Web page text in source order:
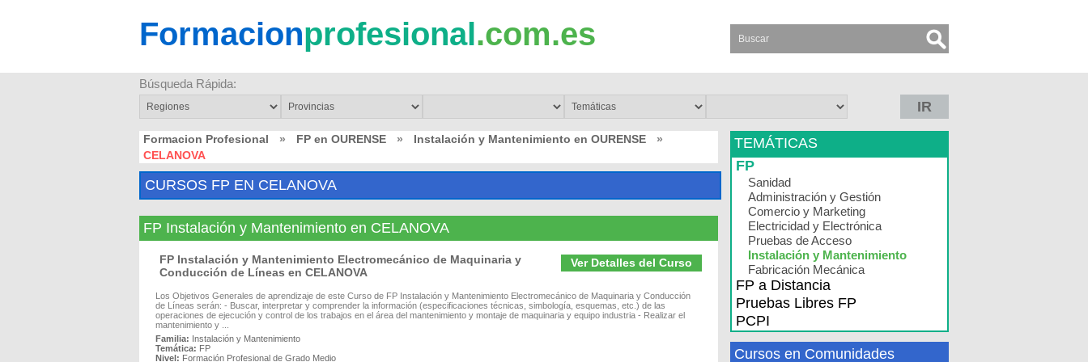
Formacionprofesional.com.es
Búsqueda Rápida:
IR
Formacion Profesional » FP en OURENSE » Instalación y Mantenimiento en OURENSE
»
CELANOVA
CURSOS FP EN CELANOVA
FP Instalación y Mantenimiento en CELANOVA
Ver Detalles del Curso
FP Instalación y Mantenimiento Electromecánico de Maquinaria y
Conducción de Líneas en CELANOVA
Los Objetivos Generales de aprendizaje de este Curso de FP Instalación y Mantenimiento Electromecánico de Maquinaria y Conducción
de Líneas serán: - Buscar, interpretar y comprender la información (especificaciones técnicas, simbología, esquemas, etc.) de las
operaciones de ejecución y control de los trabajos en el área del mantenimiento y montaje de maquinaria y equipo industria - Realizar el
mantenimiento y ...
Familia: Instalación y Mantenimiento
Temática: FP
Nivel: Formación Profesional de Grado Medio
TEMÁTICAS
FP
Sanidad
Administración y Gestión
Comercio y Marketing
Electricidad y Electrónica
Pruebas de Acceso
Instalación y Mantenimiento
Fabricación Mecánica
FP a Distancia
Pruebas Libres FP
PCPI
Cursos en Comunidades